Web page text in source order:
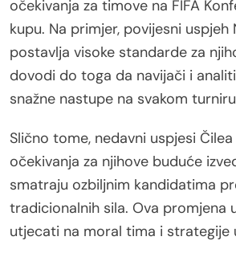
očekivanja za timove na FIFA
kupu. Na primjer, povijesni uspjeh
postavlja visoke standarde za
dovodi do toga da navijači i
snažne nastupe na svakom
Slično tome, nedavni uspjesi
očekivanja za njihove buduće
smatraju ozbiljnim kandidatima
tradicionalnih sila. Ova promjena
utjecati na moral tima i strategije